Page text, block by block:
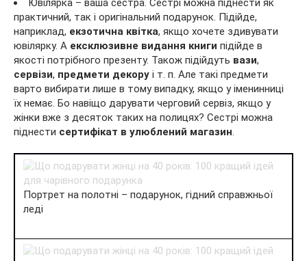
Ювілярка – ваша сестра. Сестрі можна піднести як
практичний, так і оригінальний подарунок. Підійде,
наприклад, екзотична квітка, якщо хочете здивувати
ювілярку. А ексклюзивне видання книги підійде в
якості потрібного презенту. Також підійдуть вази,
сервізи, предмети декору і т. п. Але такі предмети
варто вибирати лише в тому випадку, якщо у іменинниці
їх немає. Бо навіщо дарувати черговий сервіз, якщо у
жінки вже з десяток таких на полицях? Сестрі можна
піднести сертифікат в улюблений магазин.
Портрет на полотні – подарунок, гідний справжньої
леді